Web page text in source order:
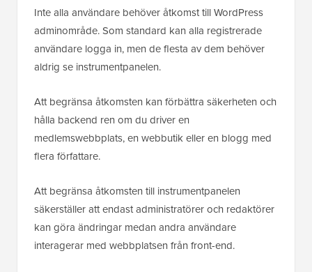
Inte alla användare behöver åtkomst till WordPress
adminområde. Som standard kan alla registrerade
användare logga in, men de flesta av dem behöver
aldrig se instrumentpanelen.
Att begränsa åtkomsten kan förbättra säkerheten och
hålla backend ren om du driver en
medlemswebbplats, en webbutik eller en blogg med
flera författare.
Att begränsa åtkomsten till instrumentpanelen
säkerställer att endast administratörer och redaktörer
kan göra ändringar medan andra användare
interagerar med webbplatsen från front-end.